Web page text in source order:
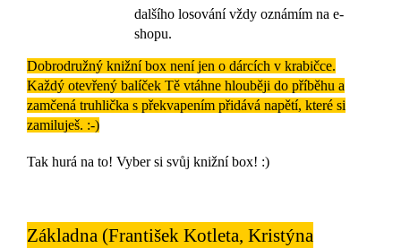
dalšího losování vždy oznámím na e-
shopu.
Dobrodružný knižní box není jen o dárcích v krabičce.
Každý otevřený balíček Tě vtáhne hlouběji do příběhu a
zamčená truhlička s překvapením přidává napětí, které si
zamiluješ. :-)
Tak hurá na to! Vyber si svůj knižní box! :)
Základna (František Kotleta, Kristýna